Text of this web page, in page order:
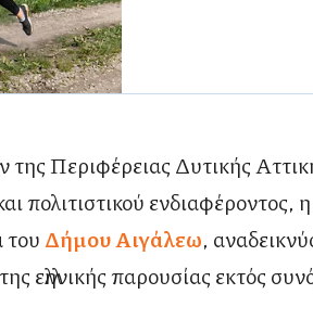
Περιφέρειας Δυτικής
πολιτιστικού ενδιαφέροντος,
του Δήμου Αιγάλεω,
ελληνικής παρουσίας εκτός